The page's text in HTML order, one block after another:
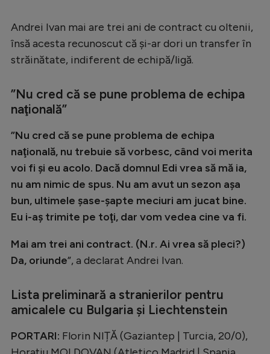
Tenis
Natație
Gimnastică
Auto
Rugby
Ciclism
Alte sporturi
JO 2024
Intră în cont
Andrei Ivan mai are trei ani de contract cu oltenii,
însă acesta recunoscut că şi-ar dori un transfer în
străinătate, indiferent de echipă/ligă.
”Nu cred că se pune problema de echipa
naţională”
”Nu cred că se pune problema de echipa
naţională, nu trebuie să vorbesc, când voi merita
voi fi şi eu acolo. Dacă domnul Edi vrea să mă ia,
nu am nimic de spus. Nu am avut un sezon aşa
bun, ultimele şase-şapte meciuri am jucat bine.
Eu i-aş trimite pe toţi, dar vom vedea cine va fi.
Mai am trei ani contract. (N.r. Ai vrea să pleci?)
Da, oriunde”, a declarat Andrei Ivan.
Lista preliminară a stranierilor pentru
amicalele cu Bulgaria și Liechtenstein
PORTARI: Florin NIȚĂ (Gaziantep | Turcia, 20/0),